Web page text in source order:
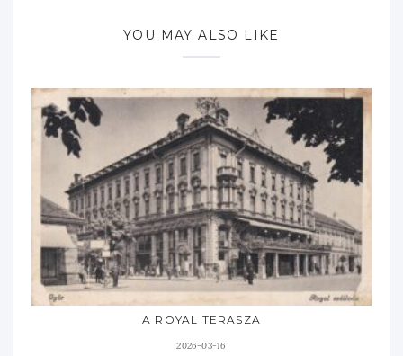
YOU MAY ALSO LIKE
A ROYAL TERASZA
2026-03-16